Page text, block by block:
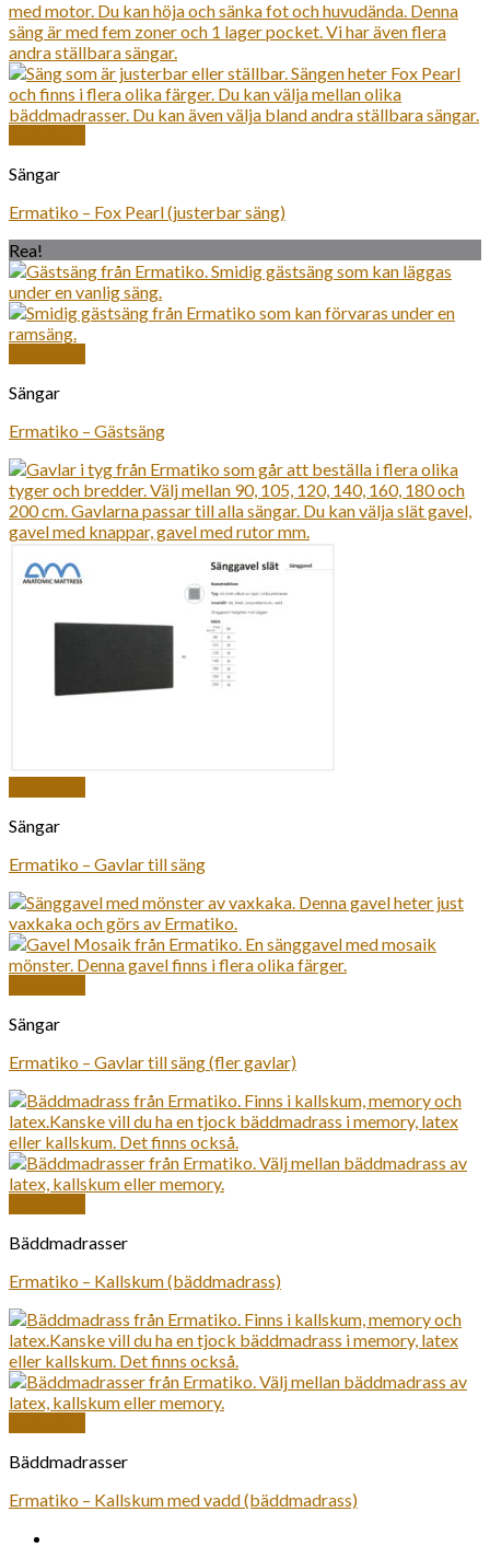
Sängar
Ermatiko – Fox Pearl (justerbar säng)
Rea!
Sängar
Ermatiko – Gästsäng
Sängar
Ermatiko – Gavlar till säng
Sängar
Ermatiko – Gavlar till säng (fler gavlar)
Bäddmadrasser
Ermatiko – Kallskum (bäddmadrass)
Bäddmadrasser
Ermatiko – Kallskum med vadd (bäddmadrass)